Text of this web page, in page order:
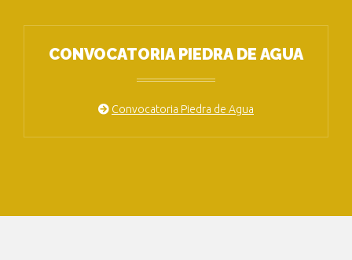
CONVOCATORIA PIEDRA DE AGUA
Convocatoria Piedra de Agua